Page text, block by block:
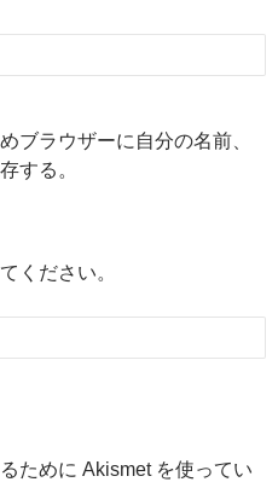
ブラウザーに自分の名前、
する。
ください。
ために Akismet を使ってい